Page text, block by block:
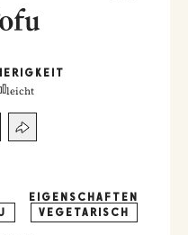
leicht
EIGENSCHAFTEN
VEGETARISCH